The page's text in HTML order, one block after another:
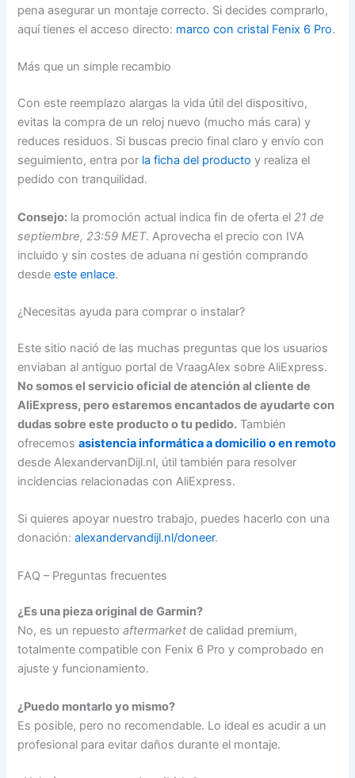
pena asegurar un montaje correcto. Si decides comprarlo,
aquí tienes el acceso directo: marco con cristal Fenix 6 Pro.
Más que un simple recambio
Con este reemplazo alargas la vida útil del dispositivo,
evitas la compra de un reloj nuevo (mucho más cara) y
reduces residuos. Si buscas precio final claro y envío con
seguimiento, entra por la ficha del producto y realiza el
pedido con tranquilidad.
Consejo: la promoción actual indica fin de oferta el21 de
septiembre, 23:59 MET. Aprovecha el precio con IVA
incluido y sin costes de aduana ni gestión comprando
desdeeste enlace.
¿Necesitas ayuda para comprar o instalar?
Este sitio nació de las muchas preguntas que los usuarios
enviaban al antiguo portal de VraagAlex sobre AliExpress.
No somos el servicio oficial de atención al cliente de
AliExpress, pero estaremos encantados de ayudarte con
dudas sobre este producto o tu pedido. También
ofrecemosasistencia informática a domicilio o en remoto
desde AlexandervanDijl.nl, útil también para resolver
incidencias relacionadas con AliExpress.
Si quieres apoyar nuestro trabajo, puedes hacerlo con una
donación:alexandervandijl.nl/doneer.
FAQ – Preguntas frecuentes
¿Es una pieza original de Garmin?
No, es un repuestoaftermarket de calidad premium,
totalmente compatible con Fenix 6 Pro y comprobado en
ajuste y funcionamiento.
¿Puedo montarlo yo mismo?
Es posible, pero no recomendable. Lo ideal es acudir a un
profesional para evitar daños durante el montaje.